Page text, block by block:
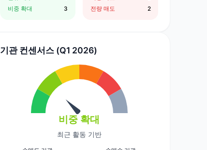
비중 확대
3
전량 매도
2
기관 컨센서스 (Q1 2026)
비중 확대
최근 활동 기반